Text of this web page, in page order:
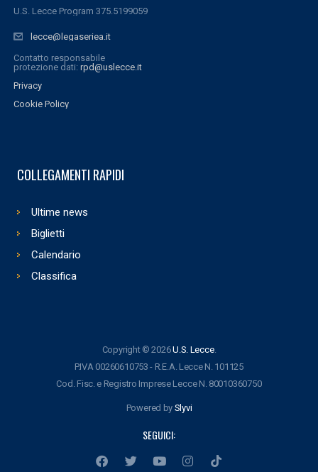
U.S. Lecce Program 375.5199059
lecce@legaseriea.it
Contatto responsabile
protezione dati: rpd@uslecce.it
Privacy
Cookie Policy
COLLEGAMENTI RAPIDI
Ultime news
Biglietti
Calendario
Classifica
Copyright © 2026U.S. Lecce.
P.IVA 00260610753 - R.E.A. Lecce N. 101125
Cod. Fisc. e Registro Imprese Lecce N. 80010360750
Powered by Slyvi
SEGUICI: